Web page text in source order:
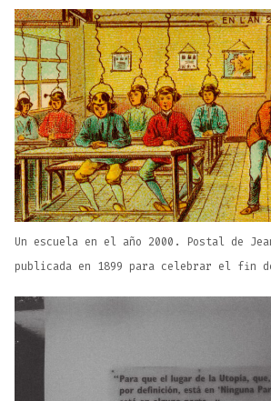
Un escuela en el año 2000. Postal de
publicada en 1899 para celebrar el fin